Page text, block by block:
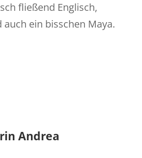
fließend Englisch,
auch ein bisschen Maya.
Andrea